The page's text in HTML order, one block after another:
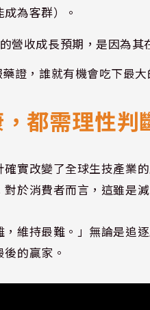
為客群）。
營收成長預期，是因為其
證，誰就有機會吃下最大
都需理性判
實改變了全球生技產業
於消費者而言，這雖是
維持最難。」無論是追
的贏家。